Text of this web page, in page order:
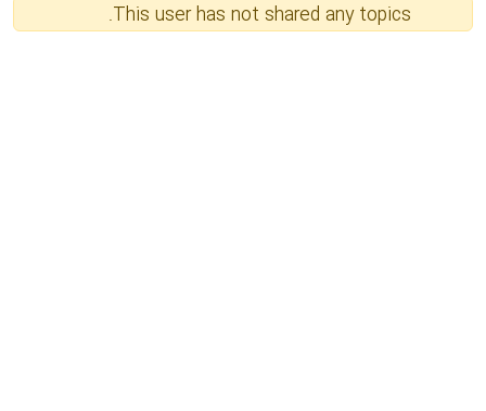
This user has not shared any topics.